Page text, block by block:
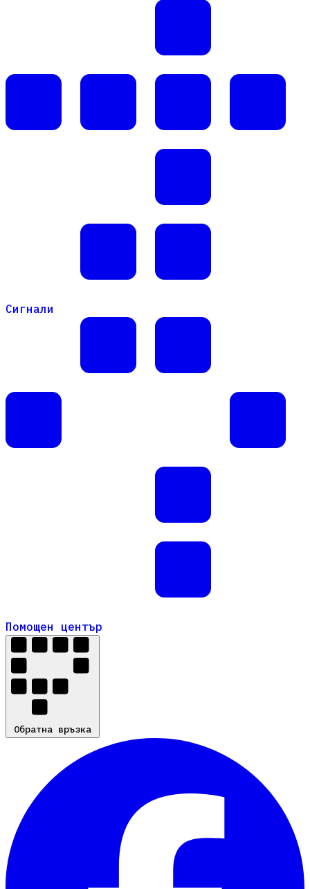
Сигнали
Помощен център
Помощен център
Обратна връзка
Обратна връзка